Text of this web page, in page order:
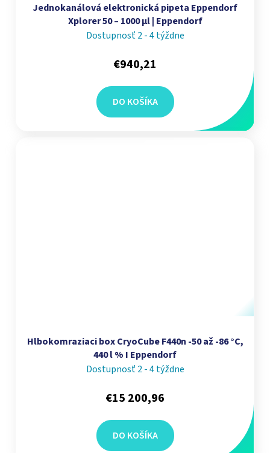
Jednokanálová elektronická pipeta Eppendorf
Xplorer 50 – 1000 µl | Eppendorf
Dostupnosť 2 - 4 týždne
€940,21
DO KOŠÍKA
Hlbokomraziaci box CryoCube F440n -50 až -86 °C,
440 l % I Eppendorf
Dostupnosť 2 - 4 týždne
€15 200,96
DO KOŠÍKA